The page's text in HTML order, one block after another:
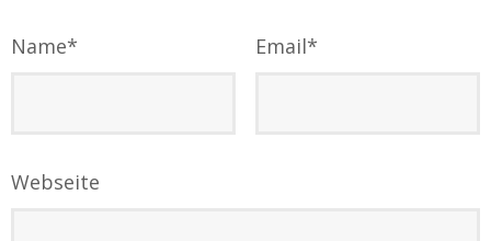
Name* Email*
Webseite